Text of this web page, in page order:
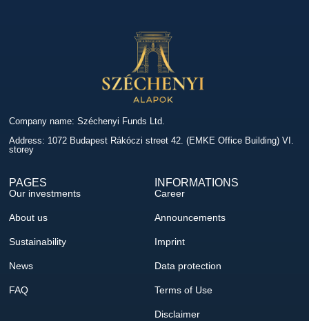
Company name: Széchenyi Funds Ltd.
Address: 1072 Budapest Rákóczi street 42. (EMKE Office Building) VI.
storey
PAGES
Our investments
About us
Sustainability
News
FAQ
INFORMATIONS
Career
Announcements
Imprint
Data protection
Terms of Use
Disclaimer